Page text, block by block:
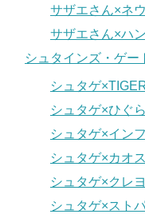
サザエさん×ネ
サザエさん×ハ
シュタインズ・ゲー
シュタゲ
シュタゲ×ひぐ
シュタゲ×イン
シュタゲ×カオ
シュタゲ×クレ
シュタゲ×スト